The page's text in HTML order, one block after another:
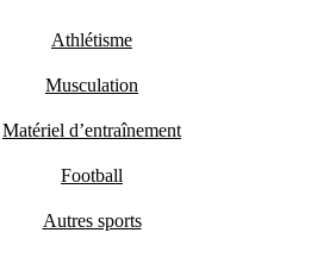
Athlétisme
Musculation
Matériel d’entraînement
Football
Autres sports